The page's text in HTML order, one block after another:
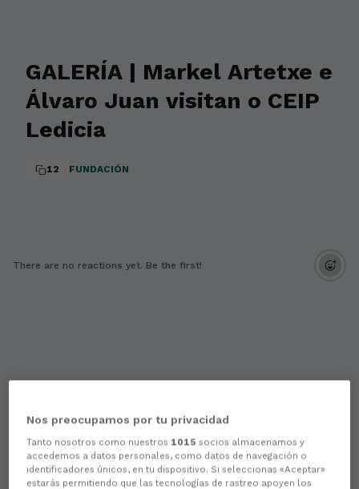
GALERÍA | Markel Artetxe e
Álvaro Juan visitan o CEIP
Ledicia
12 FUNDACIÓN
There are no reactions yet. Be the first!
Nos preocupamos por tu privacidad
Tanto nosotros como nuestros 1015 socios almacenamos y
accedemos a datos personales, como datos de navegación o
identificadores únicos, en tu dispositivo. Si seleccionas «Aceptar»
estarás permitiendo que las tecnologías de rastreo apoyen los